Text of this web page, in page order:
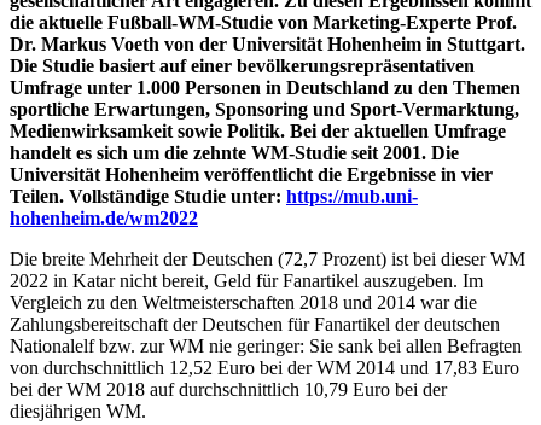
die aktuelle Fußball-WM-Studie von Marketing-Experte Prof.
Dr. Markus Voeth von der Universität Hohenheim in Stuttgart.
Die Studie basiert auf einer bevölkerungsrepräsentativen
Umfrage unter 1.000 Personen in Deutschland zu den Themen
sportliche Erwartungen, Sponsoring und Sport-Vermarktung,
Medienwirksamkeit sowie Politik. Bei der aktuellen Umfrage
handelt es sich um die zehnte WM-Studie seit 2001. Die
Universität Hohenheim veröffentlicht die Ergebnisse in vier
Teilen. Vollständige Studie unter: https://mub.uni-
hohenheim.de/wm2022
Die breite Mehrheit der Deutschen (72,7 Prozent) ist bei dieser WM
2022 in Katar nicht bereit, Geld für Fanartikel auszugeben. Im
Vergleich zu den Weltmeisterschaften 2018 und 2014 war die
Zahlungsbereitschaft der Deutschen für Fanartikel der deutschen
Nationalelf bzw. zur WM nie geringer: Sie sank bei allen Befragten
von durchschnittlich 12,52 Euro bei der WM 2014 und 17,83 Euro
bei der WM 2018 auf durchschnittlich 10,79 Euro bei der
diesjährigen WM.